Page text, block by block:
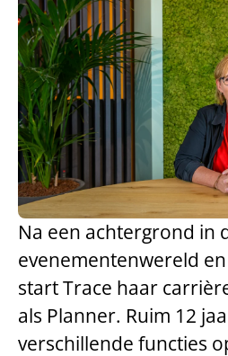
Na een achtergrond in
evenementenwereld
start Trace haar
als Planner. Ruim 12
verschillende functies